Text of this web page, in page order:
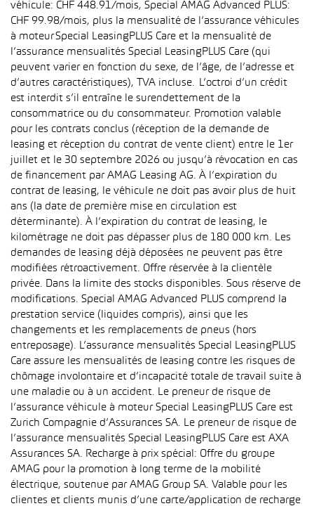
véhicule: CHF 448.91/mois, Special AMAG Advanced PLUS:
CHF 99.98/mois, plus la mensualité de l’assurance véhicules
à moteur Special LeasingPLUS Care et la mensualité de
l’assurance mensualités Special LeasingPLUS Care (qui
peuvent varier en fonction du sexe, de l’âge, de l’adresse et
d’autres caractéristiques), TVA incluse. L’octroi d’un crédit
est interdit s’il entraîne le surendettement de la
consommatrice ou du consommateur. Promotion valable
pour les contrats conclus (réception de la demande de
leasing et réception du contrat de vente client) entre le 1er
juillet et le 30 septembre 2026 ou jusqu’à révocation en cas
de financement par AMAG Leasing AG. À l’expiration du
contrat de leasing, le véhicule ne doit pas avoir plus de huit
ans (la date de première mise en circulation est
déterminante). À l’expiration du contrat de leasing, le
kilométrage ne doit pas dépasser plus de 180 000 km. Les
demandes de leasing déjà déposées ne peuvent pas être
modifiées rétroactivement. Offre réservée à la clientèle
privée. Dans la limite des stocks disponibles. Sous réserve de
modifications. Special AMAG Advanced PLUS comprend la
prestation service (liquides compris), ainsi que les
changements et les remplacements de pneus (hors
entreposage). L’assurance mensualités Special LeasingPLUS
Care assure les mensualités de leasing contre les risques de
chômage involontaire et d’incapacité totale de travail suite à
une maladie ou à un accident. Le preneur de risque de
l’assurance véhicule à moteur Special LeasingPLUS Care est
Zurich Compagnie d’Assurances SA. Le preneur de risque de
l’assurance mensualités Special LeasingPLUS Care est AXA
Assurances SA. Recharge à prix spécial: Offre du groupe
AMAG pour la promotion à long terme de la mobilité
électrique, soutenue par AMAG Group SA. Valable pour les
clientes et clients munis d’une carte/application de recharge